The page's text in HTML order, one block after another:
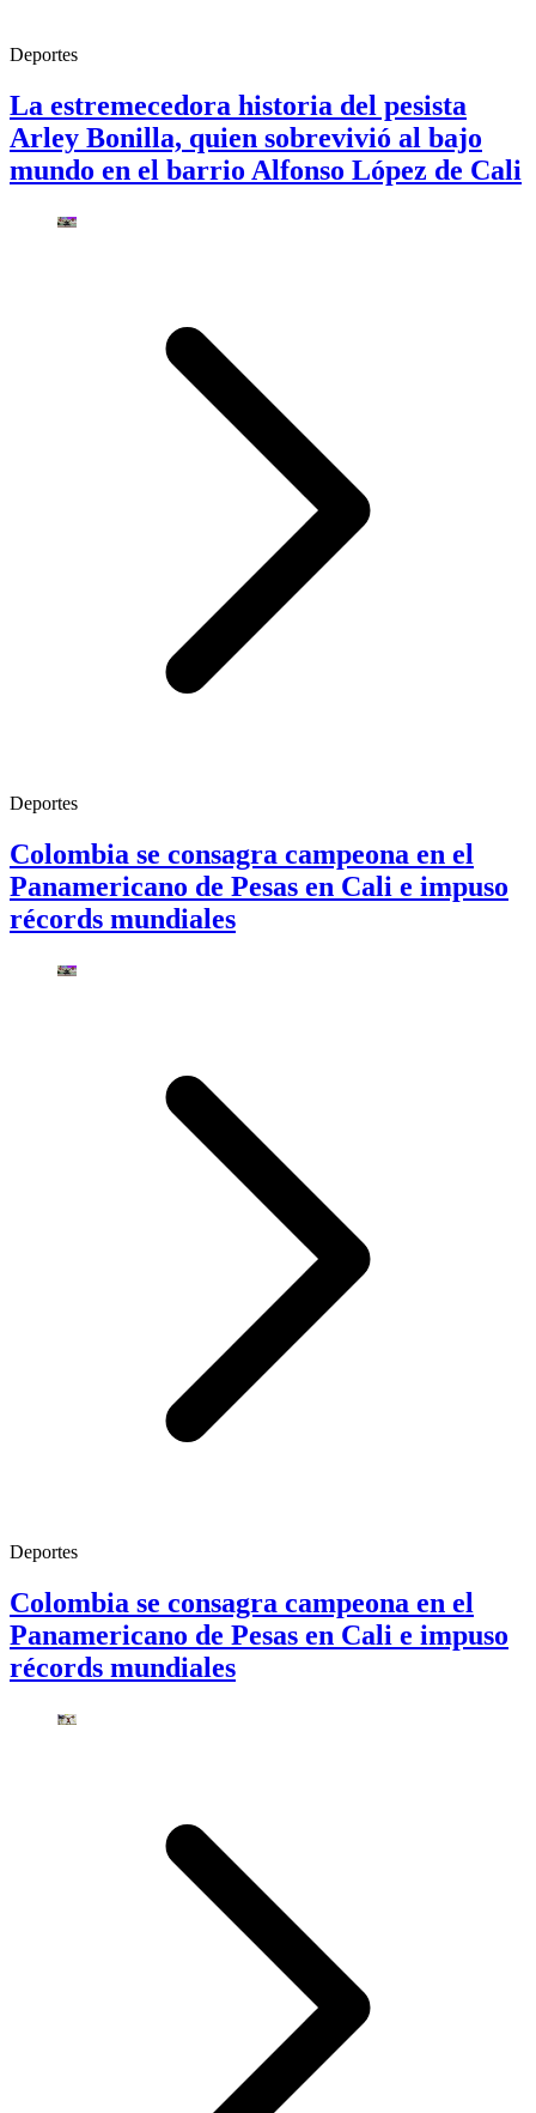
Deportes
La estremecedora historia del pesista
Arley Bonilla, quien sobrevivió al bajo
mundo en el barrio Alfonso López de Cali
Deportes
Colombia se consagra campeona en el
Panamericano de Pesas en Cali e impuso
récords mundiales
Deportes
Colombia se consagra campeona en el
Panamericano de Pesas en Cali e impuso
récords mundiales